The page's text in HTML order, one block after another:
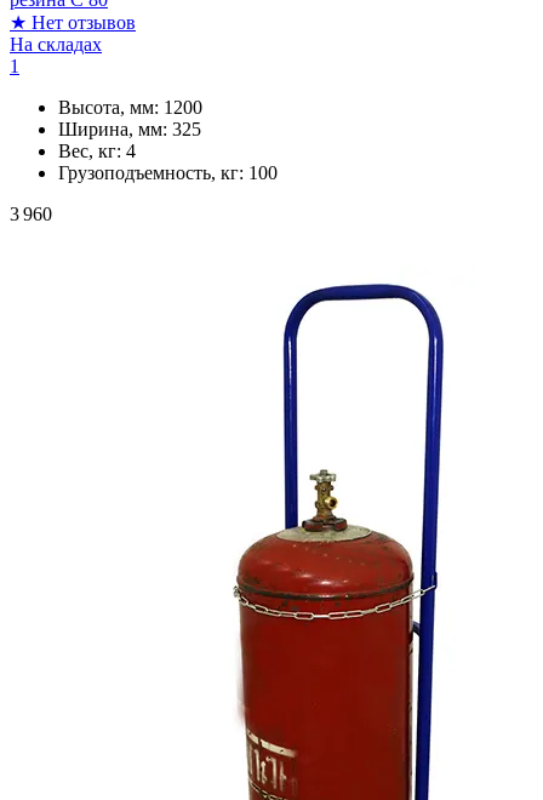
★ Нет отзывов
На складах
1
Высота, мм: 1200
Ширина, мм: 325
Вес, кг: 4
Грузоподъемность, кг: 100
3 960